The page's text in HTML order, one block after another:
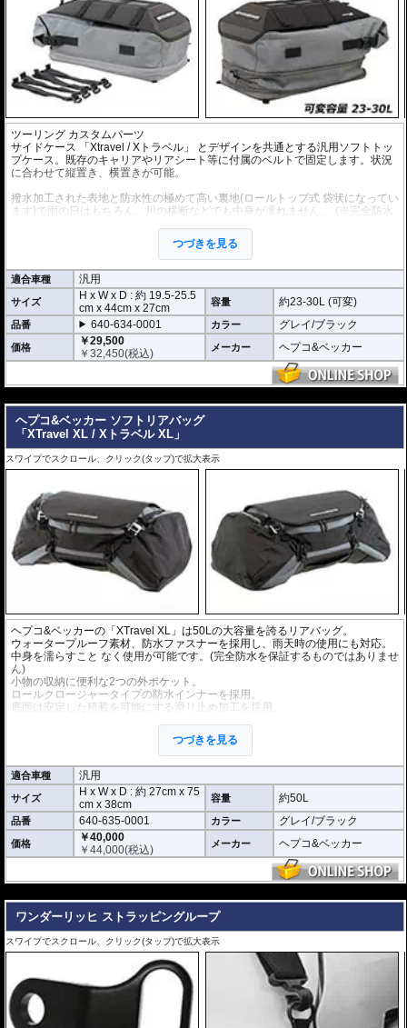
ツーリング カスタムパーツ
サイドケース 「Xtravel / Xトラベル」 とデザインを共通とする汎用ソフトトッ
プケース。既存のキャリアやリアシート等に付属のベルトで固定します。状況
に合わせて縦置き、横置きが可能。
撥水加工された表地と防水性の極めて高い裏地(ロールトップ式 袋状になってい
ます)で雨の日はもちろん、川の横断などでも中身が濡れません。
(※完全防水
付属ショルダーストラップによって、目的地到着後には背中ら背負うことも可
重さ 約1.2kg
つづきを見る
適合車種 汎用
サイズ H x W x D : 約 19.5-25.5
cm x44cm x27cm 容量 約23-30L (可変)
品番 640-634-0001 カラー グレイ/ブラック
価格
￥29,500
￥32,450(税込) メーカー ヘプコ&ベッカー
ヘプコ&ベッカー ソフトリアバッグ
「XTravel XL / Xトラベル XL」
スワイプでスクロール、クリック(タップ)で拡大表示
ヘプコ&ベッカーの「XTravel XL」は50Lの大容量を誇るリアバッグ。
ウォータープルーフ素材、防水ファスナーを採用し、雨天時の使用にも対応。
中身を濡らすこと なく使用が可能です。(完全防水を保証するものではありませ
ん)
小物の収納に便利な2つの外ポケット。
ロールクロージャータイプの防水インナーを採用。
底面は安定した積載を可能にする滑り止め加工を採用。
持ち運びに便利なショルダーベルトを同梱。
ヘプコ&ベッカーのユニバーサルエクステンションなどと組み合わせて使用す
れば、更に安定した積載が可能。
つづきを見る
適合車種 汎用
サイズ H x W x D : 約27cm x75
cm x38cm 容量 約50L
品番 640-635-0001 カラー グレイ/ブラック
価格
￥40,000
￥44,000(税込) メーカー ヘプコ&ベッカー
ワンダーリッヒ ストラッピングループ
スワイプでスクロール、クリック(タップ)で拡大表示